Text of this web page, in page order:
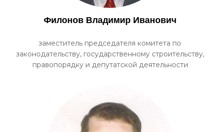
Филонов Владимир Иванович
заместитель председателя комитета по
законодательству, государственному строительству,
правопорядку и депутатской деятельности